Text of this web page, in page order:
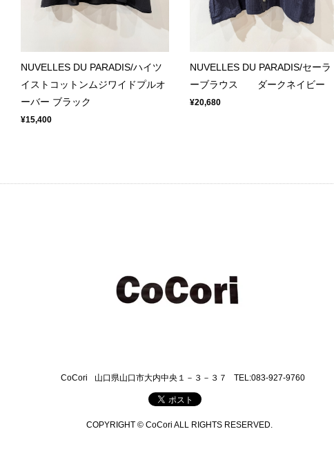
NUVELLES DU PARADIS/ハイツ
イストコットンムジワイドプルオ
ーバー ブラック
¥15,400
NUVELLES DU PARADIS/セーラ
ーブラウス ダークネイビー
¥20,680
CoCori 山口県山口市大内中央１－３－３７ TEL:083-927-9760
COPYRIGHT © CoCori ALL RIGHTS RESERVED.